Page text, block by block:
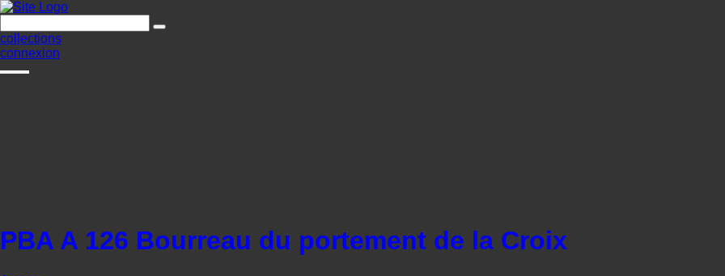
collections
connexion
PBA A 126 Bourreau du portement de la Croix